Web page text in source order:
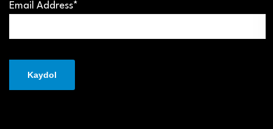
Email Address*